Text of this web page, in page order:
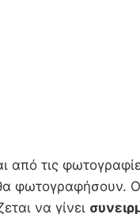
από τις
φωτογραφήσουν.
να γίνει